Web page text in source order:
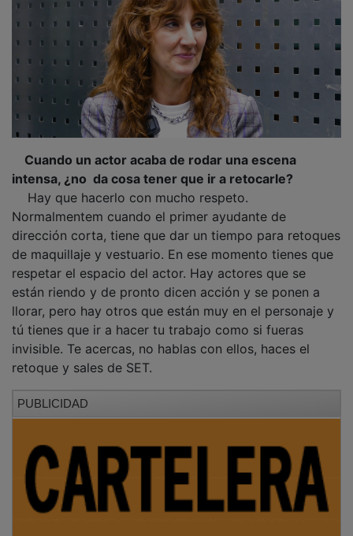
intensa, ¿no da cosa tener que ir a retocarle?
Hay que hacerlo con mucho respeto.
Normalmentem cuando el primer ayudante de
dirección corta, tiene que dar un tiempo para retoques
de maquillaje y vestuario. En ese momento tienes que
respetar el espacio del actor. Hay actores que se
están riendo y de pronto dicen acción y se ponen a
llorar, pero hay otros que están muy en el personaje y
tú tienes que ir a hacer tu trabajo como si fueras
invisible. Te acercas, no hablas con ellos, haces el
retoque y sales de SET.